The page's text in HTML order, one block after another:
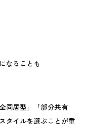
なることも
同居型」「部分共有
タイルを選ぶことが重